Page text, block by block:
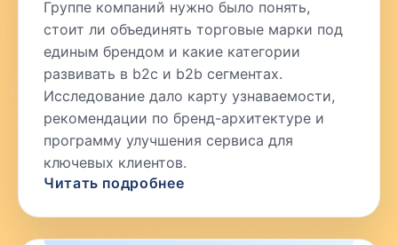
Группе компаний нужно было понять,
стоит ли объединять торговые марки под
единым брендом и какие категории
развивать в b2c и b2b сегментах.
Исследование дало карту узнаваемости,
рекомендации по бренд-архитектуре и
программу улучшения сервиса для
ключевых клиентов.
Читать подробнее